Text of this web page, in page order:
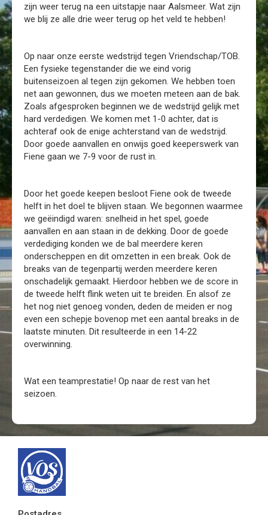
zijn weer terug na een uitstapje naar Aalsmeer. Wat zijn
we blij ze alle drie weer terug op het veld te hebben!
Op naar onze eerste wedstrijd tegen Vriendschap/TOB.
Een fysieke tegenstander die we eind vorig
buitenseizoen al tegen zijn gekomen. We hebben toen
net aan gewonnen, dus we moeten meteen aan de bak.
Zoals afgesproken beginnen we de wedstrijd gelijk met
hard verdedigen. We komen met 1-0 achter, dat is
achteraf ook de enige achterstand van de wedstrijd.
Door goede aanvallen en onwijs goed keeperswerk van
Fiene gaan we 7-9 voor de rust in.
Door het goede keepen besloot Fiene ook de tweede
helft in het doel te blijven staan. We begonnen waarmee
we geëindigd waren: snelheid in het spel, goede
aanvallen en aan staan in de dekking. Door de goede
verdediging konden we de bal meerdere keren
onderscheppen en dit omzetten in een break. Ook de
breaks van de tegenpartij werden meerdere keren
onschadelijk gemaakt. Hierdoor hebben we de score in
de tweede helft flink weten uit te breiden. En alsof ze
het nog niet genoeg vonden, deden de meiden er nog
even een schepje bovenop met een aantal breaks in de
laatste minuten. Dit resulteerde in een 14-22
overwinning.
Wat een teamprestatie! Op naar de rest van het
seizoen.